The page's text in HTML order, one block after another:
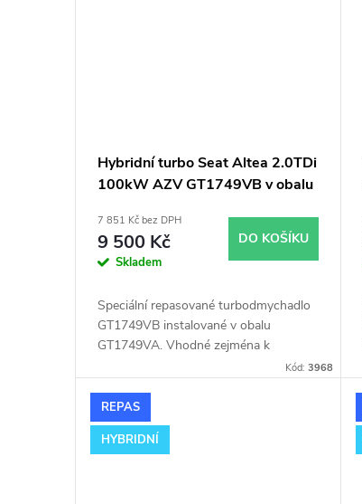
Hybridní turbo Seat Altea 2.0TDi
100kW AZV GT1749VB v obalu
7 851 Kč bez DPH
9 500 Kč
Skladem
DO KOŠÍKU
Speciální repasované turbodmychadlo
GT1749VB instalované v obalu
GT1749VA. Vhodné zejména k
výkonnostním úpravám jako např.
100kW AZV.
Kód:3968
REPAS
HYBRIDNÍ